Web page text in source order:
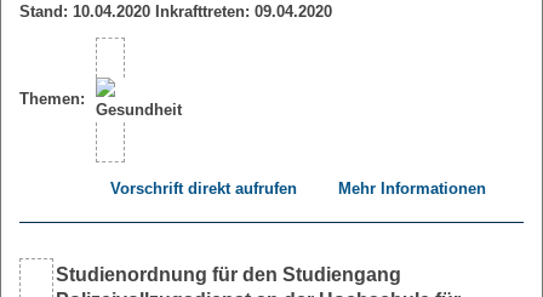
Stand: 10.04.2020 Inkrafttreten: 09.04.2020
Themen:
Vorschrift direkt aufrufen Mehr Informationen
Studienordnung für den Studiengang